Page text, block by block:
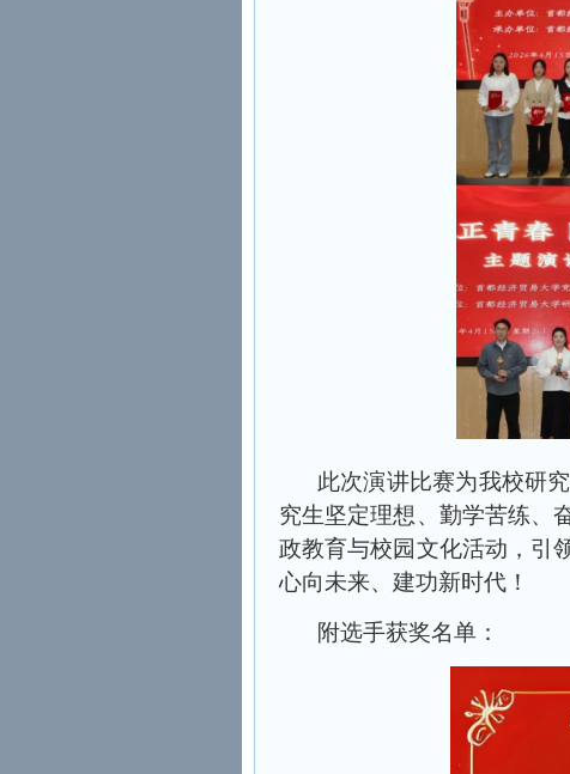
此次演讲比赛为我校研
究生坚定理想、勤学苦练、
政教育与校园文化活动，引
心向未来、建功新时代！
附选手获奖名单：